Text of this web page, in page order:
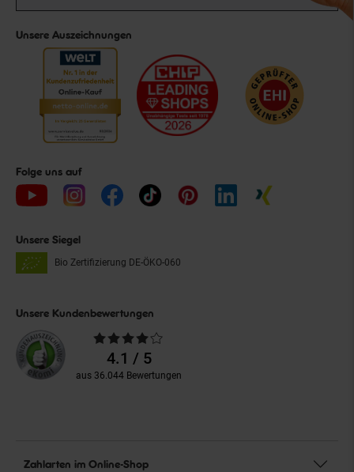
Unsere Auszeichnungen
Folge uns auf
Unsere Siegel
Bio Zertifizierung DE-ÖKO-060
Unsere Kundenbewertungen
Durchschnittliche
Bewertungen4.1 / 5
aus 36.044 Bewertungen
Zahlarten im Online-Shop